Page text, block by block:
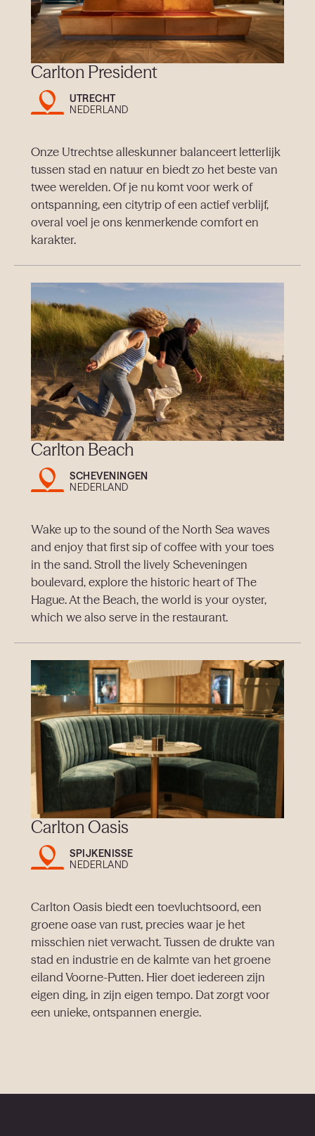
Carlton President
UTRECHT
NEDERLAND
Onze Utrechtse alleskunner balanceert letterlijk
tussen stad en natuur en biedt zo het beste van
twee werelden. Of je nu komt voor werk of
ontspanning, een citytrip of een actief verblijf,
overal voel je ons kenmerkende comfort en
karakter.
Carlton Beach
SCHEVENINGEN
NEDERLAND
Wake up to the sound of the North Sea waves
and enjoy that first sip of coffee with your toes
in the sand. Stroll the lively Scheveningen
boulevard, explore the historic heart of The
Hague. At the Beach, the world is your oyster,
which we also serve in the restaurant.
Carlton Oasis
SPIJKENISSE
NEDERLAND
Carlton Oasis biedt een toevluchtsoord, een
groene oase van rust, precies waar je het
misschien niet verwacht. Tussen de drukte van
stad en industrie en de kalmte van het groene
eiland Voorne-Putten. Hier doet iedereen zijn
eigen ding, in zijn eigen tempo. Dat zorgt voor
een unieke, ontspannen energie.